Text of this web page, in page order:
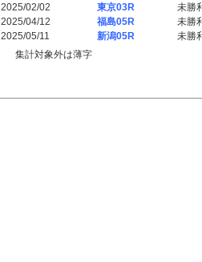
2025/02/02
東京03R
未勝
2025/04/12
福島05R
未勝
2025/05/11
新潟05R
未勝
集計対象外は薄字